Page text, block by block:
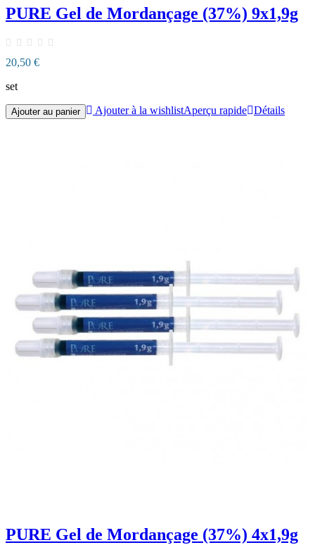
PURE Gel de Mordançage (37%) 9x1,9g
20,50 €
set
Ajouter au panier Ajouter à la wishlistAperçu rapide Détails
PURE Gel de Mordançage (37%) 4x1,9g